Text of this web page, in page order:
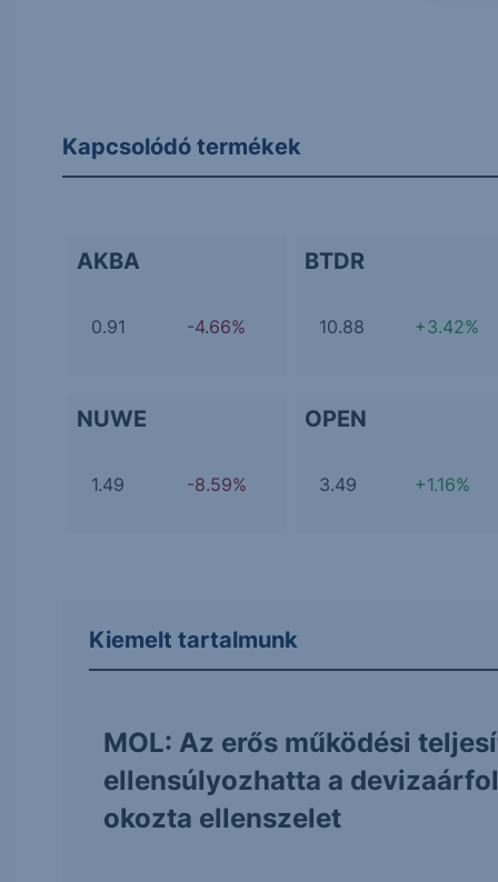
Kapcsolódó termékek
AKBA
0.91 -4.66%
BTDR
10.88 +3.42%
NUWE
1.49 -8.59%
OPEN
3.49 +1.16%
Kiemelt tartalmunk
MOL: Az erős működési
ellensúlyozhatta a
okozta ellenszelet